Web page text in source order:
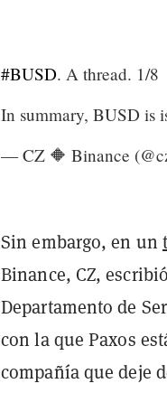
#BUSD. A thread. 1/8
In summary, BUSD is
— CZ 🔶 Binance
Sin embargo, en un
Binance, CZ,
Departamento de
con la que Paxos
compañía que deje